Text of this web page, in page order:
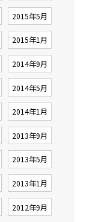
2015年5月
2015年1月
2014年9月
2014年5月
2014年1月
2013年9月
2013年5月
2013年1月
2012年9月